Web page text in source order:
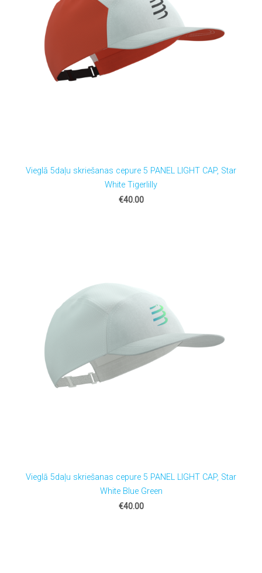
Vieglā 5daļu skriešanas cepure 5 PANEL LIGHT CAP, Star
White Tigerlilly
€40.00
Vieglā 5daļu skriešanas cepure 5 PANEL LIGHT CAP, Star
White Blue Green
€40.00